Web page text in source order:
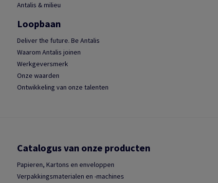
Antalis & milieu
Loopbaan
Deliver the future. Be Antalis
Waarom Antalis joinen
Werkgeversmerk
Onze waarden
Ontwikkeling van onze talenten
Catalogus van onze producten
Papieren, Kartons en enveloppen
Verpakkingsmaterialen en -machines